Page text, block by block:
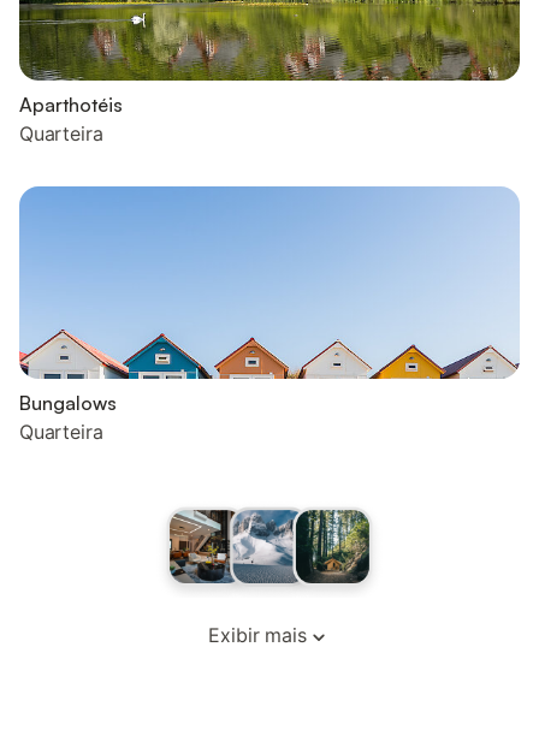
Aparthotéis
Quarteira
Bungalows
Quarteira
Exibir mais